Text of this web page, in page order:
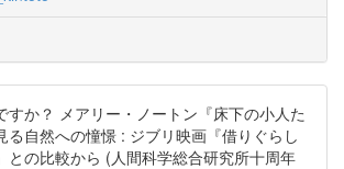
すか？ メアリー・ノートン『床下の小人た
る自然への憧憬 : ジブリ映画『借りぐらし
との比較から (人間科学総合研究所十周年